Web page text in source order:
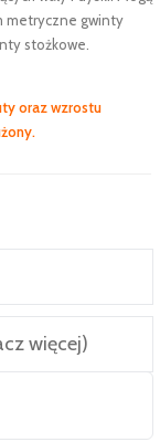
metryczne gwinty
stożkowe.
oraz wzrostu
więcej)